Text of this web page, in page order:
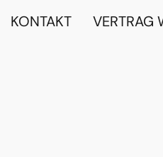
KONTAKT VERTRAG